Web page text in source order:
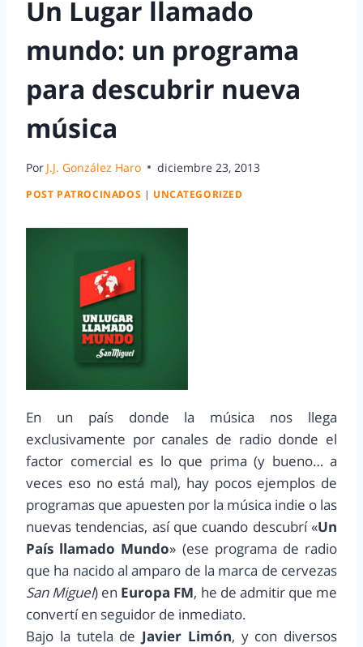
Un Lugar llamado
mundo: un programa
para descubrir nueva
música
Por J.J. González Haro diciembre 23, 2013
POST PATROCINADOS | UNCATEGORIZED
En un país donde la música nos llega
exclusivamente por canales de radio donde el
factor comercial es lo que prima (y bueno… a
veces eso no está mal), hay pocos ejemplos de
programas que apuesten por la música indie o las
nuevas tendencias, así que cuando descubrí «Un
País llamado Mundo» (ese programa de radio
que ha nacido al amparo de la marca de cervezas
San Miguel) en Europa FM, he de admitir que me
convertí en seguidor de inmediato.
Bajo la tutela de Javier Limón, y con diversos